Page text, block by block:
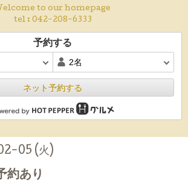
to our homepage
tel : 042-208-6333
予約する
ネット予約する
05 (火)
約あり